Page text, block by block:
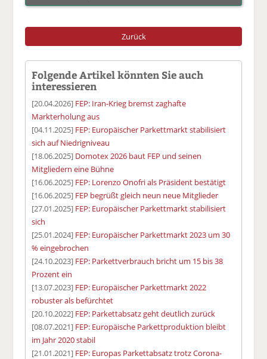
Zurück
Folgende Artikel könnten Sie auch
interessieren
[20.04.2026] FEP: Iran-Krieg bremst zaghafte
Markterholung aus
[04.11.2025] FEP: Europäischer Parkettmarkt stabilisiert
sich auf Niedrigniveau
[18.06.2025] Domotex 2026 baut FEP und seinen
Mitgliedern eine Bühne
[16.06.2025] FEP: Lorenzo Onofri als Präsident bestätigt
[16.06.2025] FEP begrüßt gleich neun neue Mitglieder
[27.01.2025] FEP: Europäischer Parkettmarkt stabilisiert
sich
[25.01.2024] FEP: Europäischer Parkettmarkt 2023 um 30
% eingebrochen
[24.10.2023] FEP: Parkettverbrauch bricht um 15 bis 38
Prozent ein
[13.07.2023] FEP: Europäischer Parkettmarkt 2022
robuster als befürchtet
[20.10.2022] FEP: Parkettabsatz geht deutlich zurück
[08.07.2021] FEP: Europäische Parkettproduktion bleibt
im Jahr 2020 stabil
[21.01.2021] FEP: Europas Parkettabsatz trotz Corona-